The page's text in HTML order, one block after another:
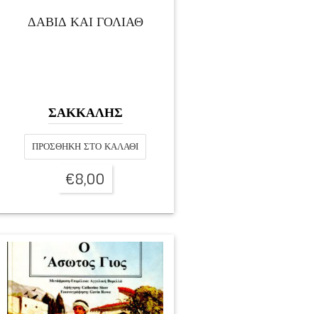
ΔΑΒΙΔ ΚΑΙ ΓΟΛΙΑΘ
ΣΑΚΚΑΛΗΣ
ΠΡΟΣΘΉΚΗ ΣΤΟ ΚΑΛΆΘΙ
€8,00